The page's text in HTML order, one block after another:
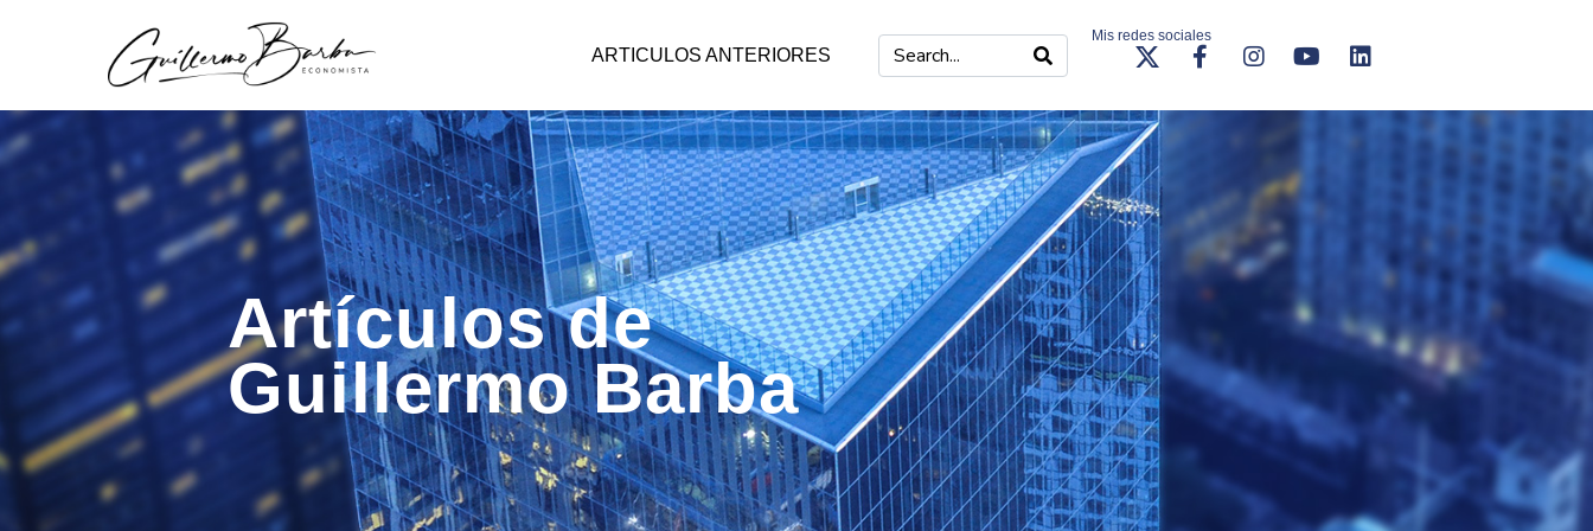
ARTICULOS ANTERIORES
Mis redes sociales
Artículos de
Guillermo Barba